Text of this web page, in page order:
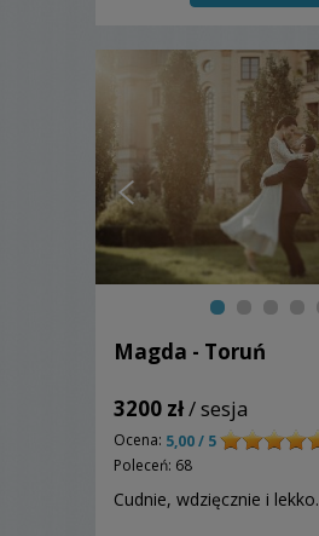
Magda - Toruń
3200 zł/ sesja
Ocena: 5,00 / 5
Poleceń: 68
Cudnie, wdzięcznie i lekko.